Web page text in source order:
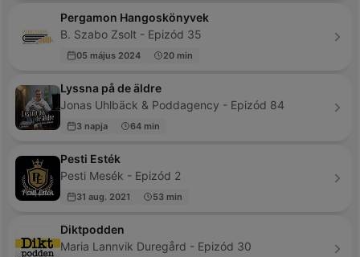
Pergamon Hangoskönyvek
B. Szabo Zsolt - Epizód 35
05 május 2024 20 min
Lyssna på de äldre
Jonas Uhlbäck & Poddagency - Epizód 84
3 napja 64 min
Pesti Esték
Pesti Mesék - Epizód 2
31 aug. 2021 53 min
Diktpodden
Maria Lannvik Duregård - Epizód 30